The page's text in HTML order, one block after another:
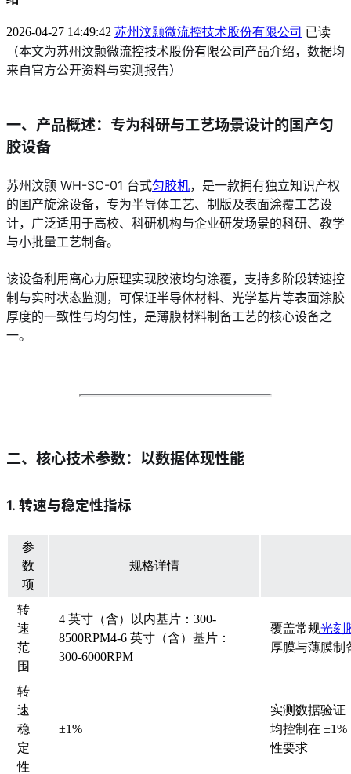
2026-04-27 14:49:42 苏州汶颢微流控技术股份有限公司 已读
（本文为苏州汶颢微流控技术股份有限公司产品介绍，数据均
来自官方公开资料与实测报告）
一、产品概述：专为科研与工艺场景设计的国产匀
胶设备
苏州汶颢 WH-SC-01 台式匀胶机，是一款拥有独立知识产权
的国产旋涂设备，专为半导体工艺、制版及表面涂覆工艺设
计，广泛适用于高校、科研机构与企业研发场景的科研、教学
与小批量工艺制备。
该设备利用离心力原理实现胶液均匀涂覆，支持多阶段转速控
制与实时状态监测，可保证半导体材料、光学基片等表面涂胶
厚度的一致性与均匀性，是薄膜材料制备工艺的核心设备之
一。
二、核心技术参数：以数据体现性能
1. 转速与稳定性指标
参
数
项
规格详情
转
速
范
围
4 英寸（含）以内基片：300-
8500RPM4-6 英寸（含）基片：
300-6000RPM
覆盖常规光刻
厚膜与薄膜制
转
速
稳
定
性
±1%
实测数据验证
均控制在
性要求